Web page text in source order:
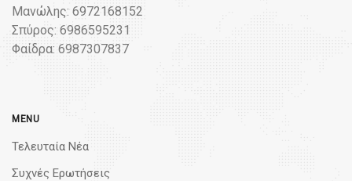
Μανώλης: 6972168152
Σπύρος: 6986595231
Φαίδρα: 6987307837
MENU
Τελευταία Νέα
Συχνές Ερωτήσεις